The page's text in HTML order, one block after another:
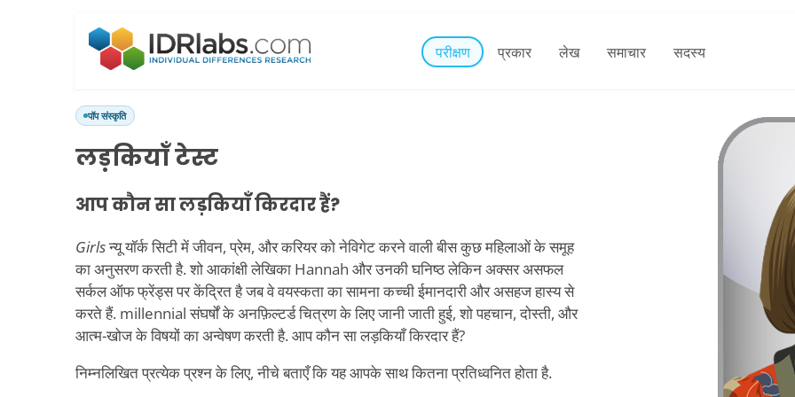
परीक्षण प्रकार लेख समाचार सदस्य
पॉप संस्कृति
लड़कियाँ टेस्ट
आप कौन सा लड़कियाँ किरदार हैं?
Girlsन्यू यॉर्क सिटी में जीवन, प्रेम, और करियर को नेविगेट करने वाली बीस कुछ महिलाओं के समूह
का अनुसरण करती है. शो आकांक्षी लेखिका Hannah और उनकी घनिष्ठ लेकिन अक्सर असफल
सर्कल ऑफ फ्रेंड्स पर केंद्रित है जब वे वयस्कता का सामना कच्ची ईमानदारी और असहज हास्य से
करते हैं. millennial संघर्षों के अनफ़िल्टर्ड चित्रण के लिए जानी जाती हुई, शो पहचान, दोस्ती, और
आत्म-खोज के विषयों का अन्वेषण करती है. आप कौन सा लड़कियाँ किरदार हैं?
निम्नलिखित प्रत्येक प्रश्न के लिए, नीचे बताएँ कि यह आपके साथ कितना प्रतिध्वनित होता है.